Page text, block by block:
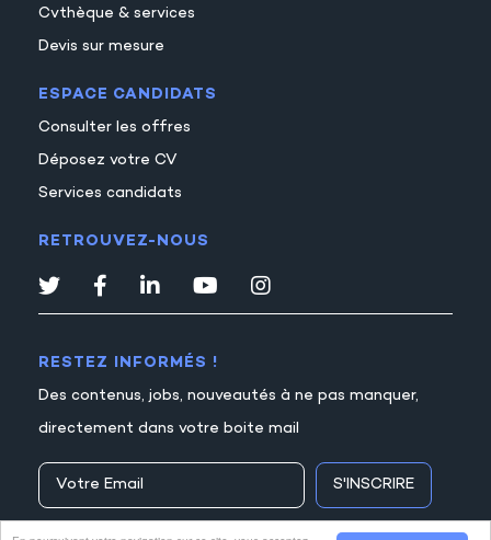
Cvthèque & services
Devis sur mesure
ESPACE CANDIDATS
Consulter les offres
Déposez votre CV
Services candidats
RETROUVEZ-NOUS
RESTEZ INFORMÉS !
Des contenus, jobs, nouveautés à ne pas manquer,
directement dans votre boite mail
S'INSCRIRE